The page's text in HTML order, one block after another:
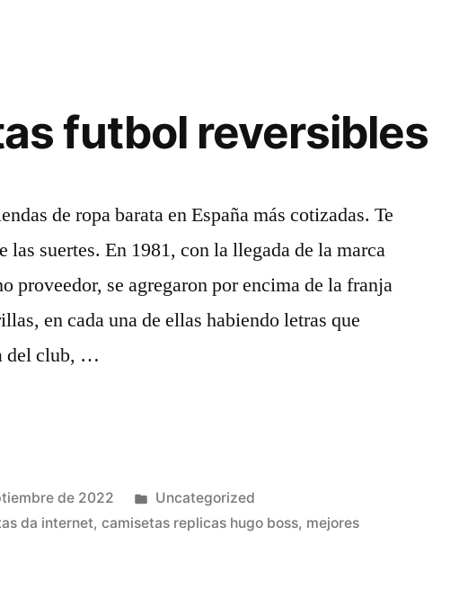
futbol reversibles
de ropa barata en España más cotizadas. Te
las suertes. En 1981, con la llegada de la marca
proveedor, se agregaron por encima de la franja
en cada una de ellas habiendo letras que
del club, …
de 2022
Publicado
en
Uncategorized
da internet,camisetas replicas hugo boss, mejores